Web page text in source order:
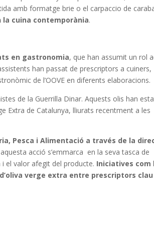
amb formatge brie o el carpaccio de
la cuina contemporània.
en gastronomia, que han assumit un rol
han passat de prescriptors a cuiners,
de l’OOVE en diferents elaboracions.
de la Guerrilla Dinar. Aquests olis han
Extra de Catalunya, lliurats recentment a les
Pesca i Alimentació a través de la
acció s’emmarca en la seva tasca de
el valor afegit del producte. Iniciatives com
verge extra entre prescriptors clau